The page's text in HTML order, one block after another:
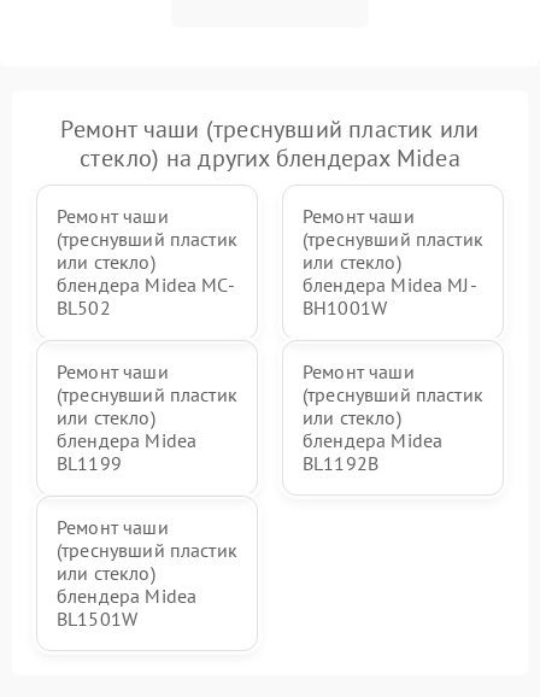
Ремонт чаши (треснувший пластик или
стекло) на других блендерах Midea
Ремонт чаши
(треснувший пластик
или стекло)
блендера Midea MC-
BL502
Ремонт чаши
(треснувший пластик
или стекло)
блендера Midea MJ-
BH1001W
Ремонт чаши
(треснувший пластик
или стекло)
блендера Midea
BL1199
Ремонт чаши
(треснувший пластик
или стекло)
блендера Midea
BL1192B
Ремонт чаши
(треснувший пластик
или стекло)
блендера Midea
BL1501W